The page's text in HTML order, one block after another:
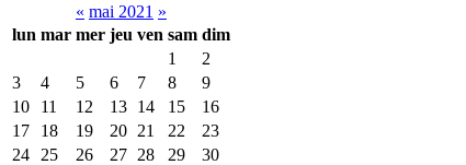
« mai 2021 »
lun mar mer jeu ven sam dim
1
2
3
4 5 6 7 8
9
10
11 12 13 14 15
16
17
18 19 20 21 22
23
24
25 26 27 28 29
30